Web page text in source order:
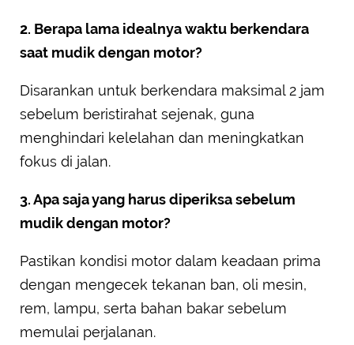
2. Berapa lama idealnya waktu berkendara
saat mudik dengan motor?
Disarankan untuk berkendara maksimal 2 jam
sebelum beristirahat sejenak, guna
menghindari kelelahan dan meningkatkan
fokus di jalan.
3. Apa saja yang harus diperiksa sebelum
mudik dengan motor?
Pastikan kondisi motor dalam keadaan prima
dengan mengecek tekanan ban, oli mesin,
rem, lampu, serta bahan bakar sebelum
memulai perjalanan.